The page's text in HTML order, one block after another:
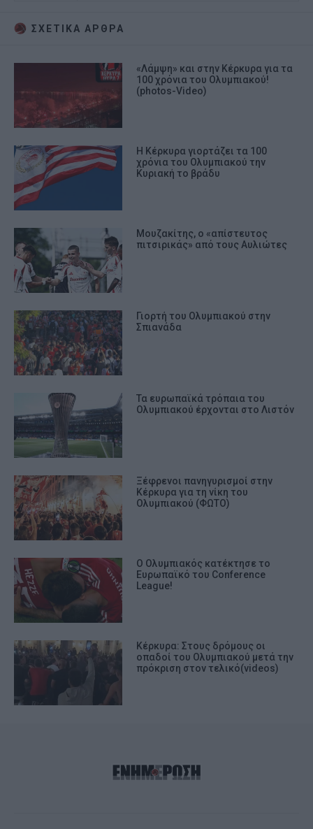
ΣΧΕΤΙΚA AΡΘΡΑ
«Λάμψη» και στην Κέρκυρα για τα
100 χρόνια του Ολυμπιακού!
(photos-Video)
Η Κέρκυρα γιορτάζει τα 100
χρόνια του Ολυμπιακού την
Κυριακή το βράδυ
Μουζακίτης, ο «απίστευτος
πιτσιρικάς» από τους Αυλιώτες
Γιορτή του Ολυμπιακού στην
Σπιανάδα
Τα ευρωπαϊκά τρόπαια του
Ολυμπιακού έρχονται στο Λιστόν
Ξέφρενοι πανηγυρισμοί στην
Κέρκυρα για τη νίκη του
Ολυμπιακού (ΦΩΤΟ)
Ο Ολυμπιακός κατέκτησε το
Ευρωπαϊκό του Conference
League!
Κέρκυρα: Στους δρόμους οι
οπαδοί του Ολυμπιακού μετά την
πρόκριση στον τελικό(videos)